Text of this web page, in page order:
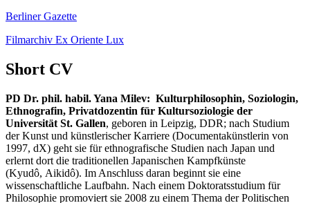
Berliner Gazette
Filmarchiv Ex Oriente Lux
Short CV
PD Dr. phil. habil. Yana Milev: Kulturphilosophin, Soziologin,
Ethnografin, Privatdozentin für Kultursoziologie der
Universität St. Gallen, geboren in Leipzig, DDR; nach Studium
der Kunst und künstlerischer Karriere (Documentakünstlerin von
1997, dX) geht sie für ethnografische Studien nach Japan und
erlernt dort die traditionellen Japanischen Kampfkünste
(Kyudô, Aikidô). Im Anschluss daran beginnt sie eine
wissenschaftliche Laufbahn. Nach einem Doktoratsstudium für
Philosophie promoviert sie 2008 zu einem Thema der Politischen